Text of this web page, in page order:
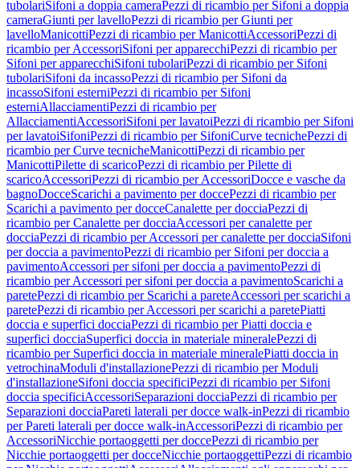
tubolariSifoni a doppia cameraPezzi di ricambio per Sifoni a doppia
cameraGiunti per lavelloPezzi di ricambio per Giunti per
lavelloManicottiPezzi di ricambio per ManicottiAccessoriPezzi di
ricambio per AccessoriSifoni per apparecchiPezzi di ricambio per
Sifoni per apparecchiSifoni tubolariPezzi di ricambio per Sifoni
tubolariSifoni da incassoPezzi di ricambio per Sifoni da
incassoSifoni esterniPezzi di ricambio per Sifoni
esterniAllacciamentiPezzi di ricambio per
AllacciamentiAccessoriSifoni per lavatoiPezzi di ricambio per Sifoni
per lavatoiSifoniPezzi di ricambio per SifoniCurve tecnichePezzi di
ricambio per Curve tecnicheManicottiPezzi di ricambio per
ManicottiPilette di scaricoPezzi di ricambio per Pilette di
scaricoAccessoriPezzi di ricambio per AccessoriDocce e vasche da
bagnoDocceScarichi a pavimento per doccePezzi di ricambio per
Scarichi a pavimento per docceCanalette per docciaPezzi di
ricambio per Canalette per docciaAccessori per canalette per
docciaPezzi di ricambio per Accessori per canalette per docciaSifoni
per doccia a pavimentoPezzi di ricambio per Sifoni per doccia a
pavimentoAccessori per sifoni per doccia a pavimentoPezzi di
ricambio per Accessori per sifoni per doccia a pavimentoScarichi a
paretePezzi di ricambio per Scarichi a pareteAccessori per scarichi a
paretePezzi di ricambio per Accessori per scarichi a paretePiatti
doccia e superfici docciaPezzi di ricambio per Piatti doccia e
superfici docciaSuperfici doccia in materiale mineralePezzi di
ricambio per Superfici doccia in materiale mineralePiatti doccia in
vetrochinaModuli d'installazionePezzi di ricambio per Moduli
d'installazioneSifoni doccia specificiPezzi di ricambio per Sifoni
doccia specificiAccessoriSeparazioni docciaPezzi di ricambio per
Separazioni docciaPareti laterali per docce walk-inPezzi di ricambio
per Pareti laterali per docce walk-inAccessoriPezzi di ricambio per
AccessoriNicchie portaoggetti per doccePezzi di ricambio per
Nicchie portaoggetti per docceNicchie portaoggettiPezzi di ricambio